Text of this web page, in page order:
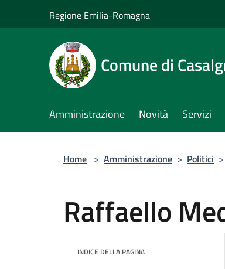
Regione Emilia-Romagna
Comune di
Amministrazione Novità Servizi
Home > Amministrazione > Politici >
Raffaello
INDICE DELLA PAGINA